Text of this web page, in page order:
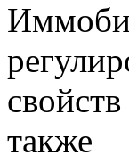
также